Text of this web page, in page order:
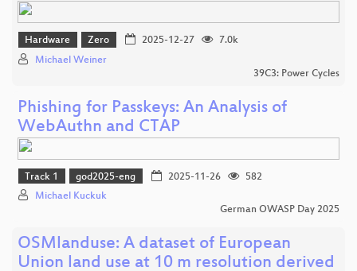
Hardware Zero 2025-12-27
7.0k
Michael Weiner
39C3: Power Cycles
Phishing for Passkeys: An Analysis of
WebAuthn and CTAP
Track 1 god2025-eng 2025-11-26
582
Michael Kuckuk
German OWASP Day 2025
OSMlanduse: A dataset of European
Union land use at 10 m resolution derived